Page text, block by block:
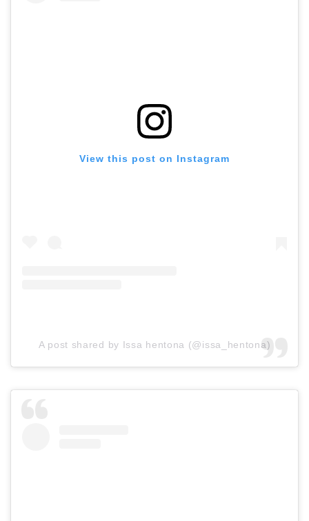
View this post on Instagram
A post shared by Issa hentona (@issa_hentona)